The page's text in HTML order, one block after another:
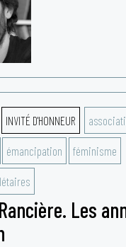
INVITÉ D'HONNEUR
émancipation féminisme
Les